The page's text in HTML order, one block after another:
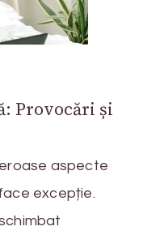
Provocări și
aspecte
excepție.